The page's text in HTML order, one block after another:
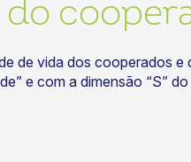
de vida dos cooperados
e com a dimensão “S”